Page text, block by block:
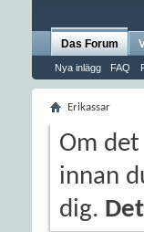
Das Forum
Nya inlägg FAQ
Erikassar
Om
innan
dig.